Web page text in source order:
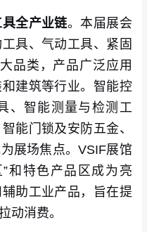
全产业链。本届展会
具、气动工具、紧固
品类，产品广泛应用
建筑等行业。智能控
、智能测量与检测工
能门锁及安防五金、
展场焦点。VSIF展馆
和特色产品区成为亮
助工业产品，旨在提
动消费。